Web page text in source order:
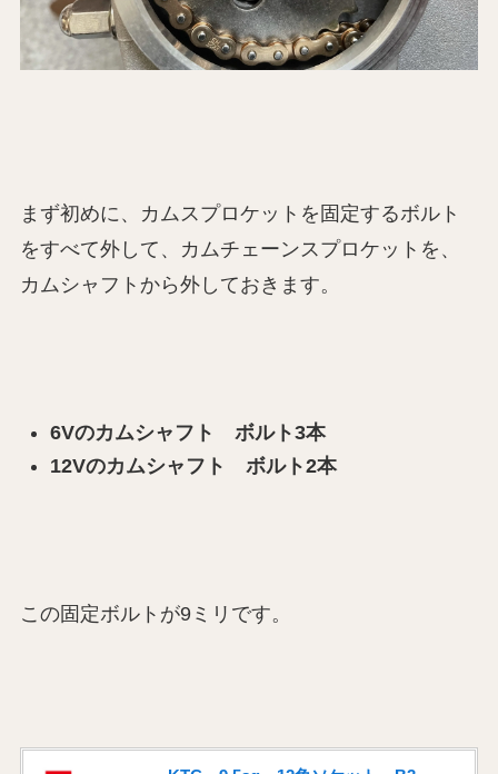
まず初めに、カムスプロケットを固定するボルト
をすべて外して、カムチェーンスプロケットを、
カムシャフトから外しておきます。
6Vのカムシャフト ボルト3本
12Vのカムシャフト ボルト2本
この固定ボルトが9ミリです。